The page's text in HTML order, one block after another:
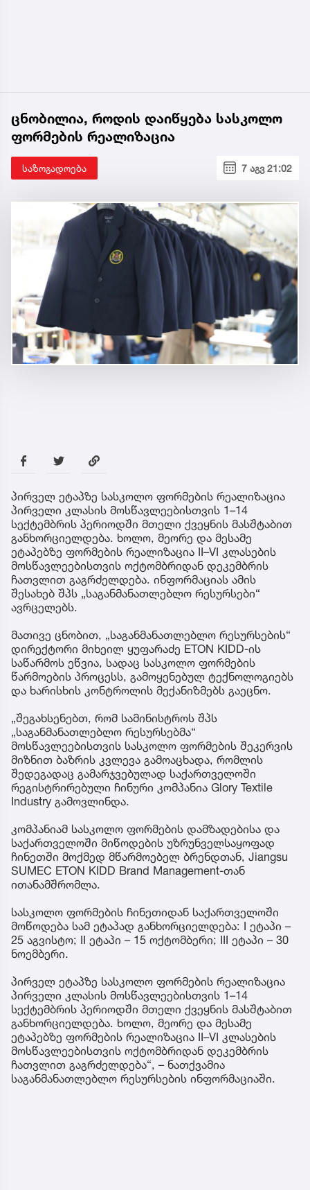
ცნობილია, როდის დაიწყება სასკოლო
ფორმების რეალიზაცია
საზოგადოება 7 აგვ 21:02
პირველ ეტაპზე სასკოლო ფორმების რეალიზაცია
პირველი კლასის მოსწავლეებისთვის 1–14
სექტემბრის პერიოდში მთელი ქვეყნის მასშტაბით
განხორციელდება. ხოლო, მეორე და მესამე
ეტაპებზე ფორმების რეალიზაცია II–VI კლასების
მოსწავლეებისთვის ოქტომბრიდან დეკემბრის
ჩათვლით გაგრძელდება. ინფორმაციას ამის
შესახებ შპს „საგანმანათლებლო რესურსები“
ავრცელებს.
მათივე ცნობით, „საგანმანათლებლო რესურსების“
დირექტორი მიხეილ ყუფარაძე ETON KIDD-ის
საწარმოს ეწვია, სადაც სასკოლო ფორმების
წარმოების პროცესს, გამოყენებულ ტექნოლოგიებს
და ხარისხის კონტროლის მექანიზმებს გაეცნო.
„შეგახსენებთ, რომ სამინისტროს შპს
„საგანმანათლებლო რესურსებმა“
მოსწავლეებისთვის სასკოლო ფორმების შეკერვის
მიზნით ბაზრის კვლევა გამოაცხადა, რომლის
შედეგადაც გამარჯვებულად საქართველოში
რეგისტრირებული ჩინური კომპანია Glory Textile
Industry გამოვლინდა.
კომპანიამ სასკოლო ფორმების დამზადებისა და
საქართველოში მიწოდების უზრუნველსაყოფად
ჩინეთში მოქმედ მწარმოებელ ბრენდთან, Jiangsu
SUMEC ETON KIDD Brand Management-თან
ითანამშრომლა.
სასკოლო ფორმების ჩინეთიდან საქართველოში
მოწოდება სამ ეტაპად განხორციელდება: I ეტაპი –
25 აგვისტო; II ეტაპი – 15 ოქტომბერი; III ეტაპი – 30
ნოემბერი.
პირველ ეტაპზე სასკოლო ფორმების რეალიზაცია
პირველი კლასის მოსწავლეებისთვის 1–14
სექტემბრის პერიოდში მთელი ქვეყნის მასშტაბით
განხორციელდება. ხოლო, მეორე და მესამე
ეტაპებზე ფორმების რეალიზაცია II–VI კლასების
მოსწავლეებისთვის ოქტომბრიდან დეკემბრის
ჩათვლით გაგრძელდება“, – ნათქვამია
საგანმანათლებლო რესურსების ინფორმაციაში.